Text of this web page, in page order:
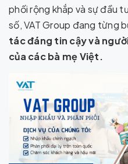
phối rộng khắp và sự đầu
số, VAT Group đang từng
tác đáng tin cậy và
của các bà mẹ Việt.